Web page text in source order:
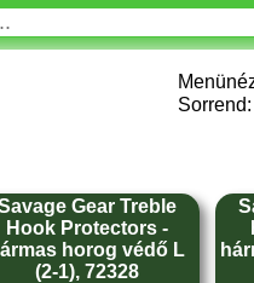
Sorrend:
Gear Treble
Hook Protectors -
horog védő L
(2-1), 72328